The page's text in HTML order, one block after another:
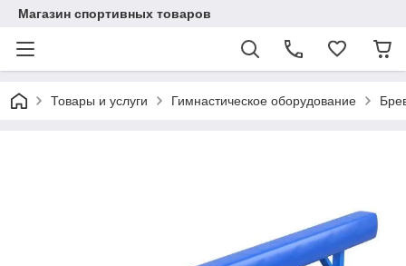
Магазин спортивных товаров
Товары и услуги Гимнастическое оборудование